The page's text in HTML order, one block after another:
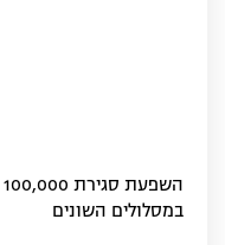
במסלולים השונים